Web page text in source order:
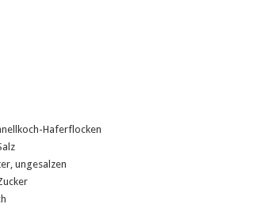
Haferflocken
ungesalzen